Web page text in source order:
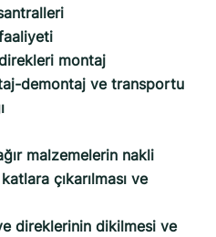
montaj
demontaj ve transportu
malzemelerin nakli
çıkarılması ve
direklerinin dikilmesi ve